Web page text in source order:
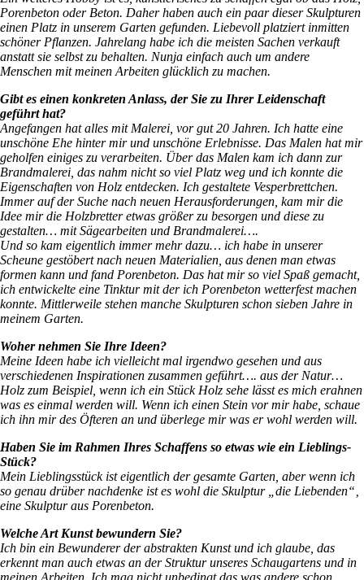
Porenbeton oder Beton. Daher haben auch ein paar dieser Skulpturen
einen Platz in unserem Garten gefunden. Liebevoll platziert inmitten
schöner Pflanzen. Jahrelang habe ich die meisten Sachen verkauft
anstatt sie selbst zu behalten. Nunja einfach auch um andere
Menschen mit meinen Arbeiten glücklich zu machen.
Gibt es einen konkreten Anlass, der Sie zu Ihrer Leidenschaft
geführt hat?
Angefangen hat alles mit Malerei, vor gut 20 Jahren. Ich hatte eine
unschöne Ehe hinter mir und unschöne Erlebnisse. Das Malen hat mir
geholfen einiges zu verarbeiten. Über das Malen kam ich dann zur
Brandmalerei, das nahm nicht so viel Platz weg und ich konnte die
Eigenschaften von Holz entdecken. Ich gestaltete Vesperbrettchen.
Immer auf der Suche nach neuen Herausforderungen, kam mir die
Idee mir die Holzbretter etwas größer zu besorgen und diese zu
gestalten… mit Sägearbeiten und Brandmalerei….
Und so kam eigentlich immer mehr dazu… ich habe in unserer
Scheune gestöbert nach neuen Materialien, aus denen man etwas
formen kann und fand Porenbeton. Das hat mir so viel Spaß gemacht,
ich entwickelte eine Tinktur mit der ich Porenbeton wetterfest machen
konnte. Mittlerweile stehen manche Skulpturen schon sieben Jahre in
meinem Garten.
Woher nehmen Sie Ihre Ideen?
Meine Ideen habe ich vielleicht mal irgendwo gesehen und aus
verschiedenen Inspirationen zusammen geführt…. aus der Natur…
Holz zum Beispiel, wenn ich ein Stück Holz sehe lässt es mich erahnen
was es einmal werden will. Wenn ich einen Stein vor mir habe, schaue
ich ihn mir des Öfteren an und überlege mir was er wohl werden will.
Haben Sie im Rahmen Ihres Schaffens so etwas wie ein Lieblings-
Stück?
Mein Lieblingsstück ist eigentlich der gesamte Garten, aber wenn ich
so genau drüber nachdenke ist es wohl die Skulptur „die Liebenden“‚
eine Skulptur aus Porenbeton.
Welche Art Kunst bewundern Sie?
Ich bin ein Bewunderer der abstrakten Kunst und ich glaube, das
erkennt man auch etwas an der Struktur unseres Schaugartens und in
meinen Arbeiten. Ich mag nicht unbedingt das was andere schon